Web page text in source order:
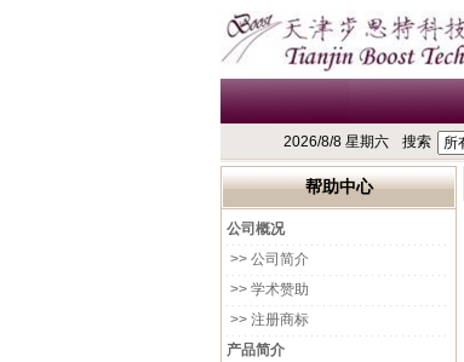
2026/8/8 星期六 搜索
帮助中心
公司概况
>> 公司简介
>> 学术赞助
>> 注册商标
产品简介